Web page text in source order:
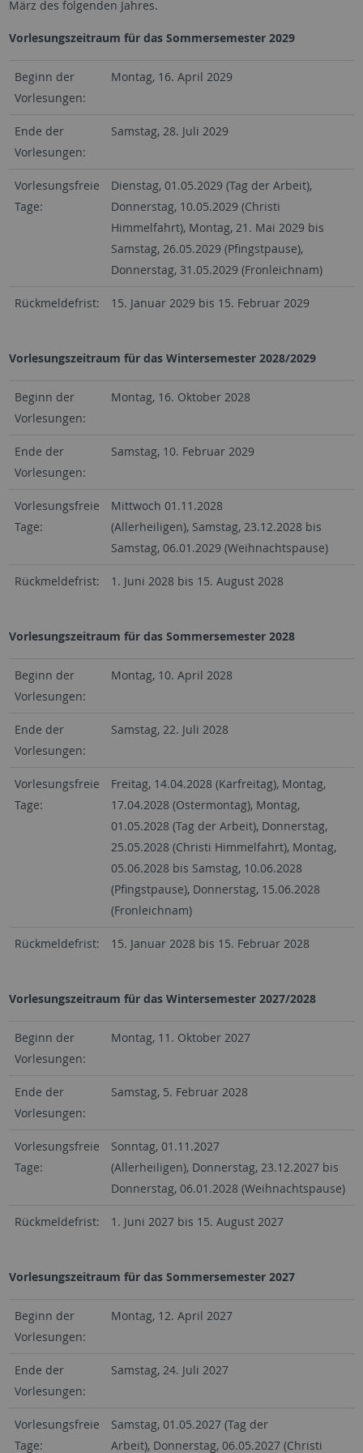
März des folgenden Jahres.
Vorlesungszeitraum für das Sommersemester 2029
Beginn der
Vorlesungen:
Montag, 16. April 2029
Ende der
Vorlesungen:
Samstag, 28. Juli 2029
Vorlesungsfreie
Tage:
Dienstag, 01.05.2029 (Tag der Arbeit),
Donnerstag, 10.05.2029 (Christi
Himmelfahrt), Montag, 21. Mai 2029 bis
Samstag, 26.05.2029 (Pfingstpause),
Donnerstag, 31.05.2029 (Fronleichnam)
Rückmeldefrist: 15. Januar 2029 bis 15. Februar 2029
Vorlesungszeitraum für das Wintersemester 2028/2029
Beginn der
Vorlesungen:
Montag, 16. Oktober 2028
Ende der
Vorlesungen:
Samstag, 10. Februar 2029
Vorlesungsfreie
Tage:
Mittwoch 01.11.2028
(Allerheiligen), Samstag, 23.12.2028 bis
Samstag, 06.01.2029 (Weihnachtspause)
Rückmeldefrist: 1. Juni 2028 bis 15. August 2028
Vorlesungszeitraum für das Sommersemester 2028
Beginn der
Vorlesungen:
Montag, 10. April 2028
Ende der
Vorlesungen:
Samstag, 22. Juli 2028
Vorlesungsfreie
Tage:
Freitag, 14.04.2028 (Karfreitag), Montag,
17.04.2028 (Ostermontag), Montag,
01.05.2028 (Tag der Arbeit), Donnerstag,
25.05.2028 (Christi Himmelfahrt), Montag,
05.06.2028 bis Samstag, 10.06.2028
(Pfingstpause), Donnerstag, 15.06.2028
(Fronleichnam)
Rückmeldefrist: 15. Januar 2028 bis 15. Februar 2028
Vorlesungszeitraum für das Wintersemester 2027/2028
Beginn der
Vorlesungen:
Montag, 11. Oktober 2027
Ende der
Vorlesungen:
Samstag, 5. Februar 2028
Vorlesungsfreie
Tage:
Sonntag, 01.11.2027
(Allerheiligen), Donnerstag, 23.12.2027 bis
Donnerstag, 06.01.2028 (Weihnachtspause)
Rückmeldefrist: 1. Juni 2027 bis 15. August 2027
Vorlesungszeitraum für das Sommersemester 2027
Beginn der
Vorlesungen:
Montag, 12. April 2027
Ende der
Vorlesungen:
Samstag, 24. Juli 2027
Vorlesungsfreie
Tage:
Samstag, 01.05.2027 (Tag der
Arbeit), Donnerstag, 06.05.2027 (Christi